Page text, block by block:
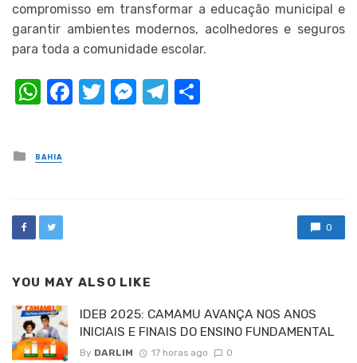
compromisso em transformar a educação municipal e
garantir ambientes modernos, acolhedores e seguros
para toda a comunidade escolar.
WhatsApp
Facebook
Twitter
Messenger
Telegram
Posted
in
BAHIA
0
YOU MAY ALSO LIKE
IDEB 2025: CAMAMU AVANÇA NOS ANOS
INICIAIS E FINAIS DO ENSINO FUNDAMENTAL
By DARLIM 17 horas ago 0